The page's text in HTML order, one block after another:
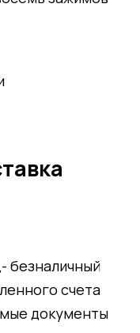
безналичный
счета
документы